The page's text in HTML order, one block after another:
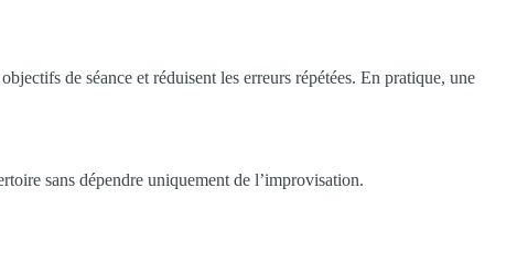
de séance et réduisent les erreurs répétées. En pratique, une
sans dépendre uniquement de l’improvisation.